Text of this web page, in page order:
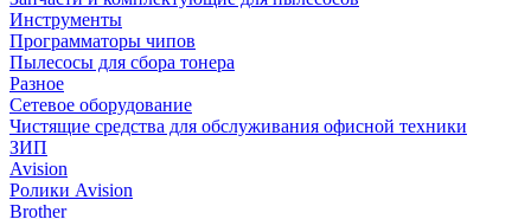
Инструменты
Программаторы чипов
Пылесосы для сбора тонера
Разное
Сетевое оборудование
Чистящие средства для обслуживания офисной техники
ЗИП
Avision
Ролики Avision
Brother